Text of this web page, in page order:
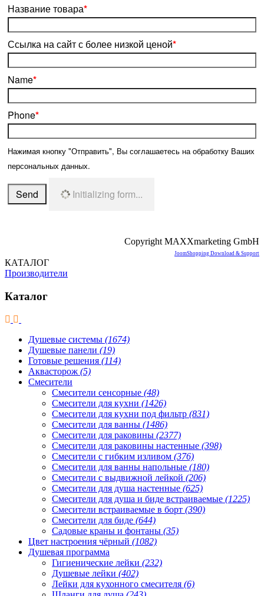
Название товара*
Ссылка на сайт с более низкой ценой*
Name*
Phone*
Нажимая кнопку "Отправить", Вы соглашаетесь на обработку Ваших
персональных данных.
Send Initializing form...
Copyright MAXXmarketing GmbH
JoomShopping Download & Support
КАТАЛОГ
Производители
Каталог
Душевые системы (1674)
Душевые панели (19)
Готовые решения (114)
Аквасторож (5)
Смесители
Смесители сенсорные (48)
Смесители для кухни (1426)
Смесители для кухни под фильтр (831)
Смесители для ванны (1486)
Смесители для раковины (2377)
Смесители для раковины настенные (398)
Смесители с гибким изливом (376)
Смесители для ванны напольные (180)
Смесители с выдвижной лейкой (206)
Смесители для душа настенные (625)
Смесители для душа и биде встраиваемые (1225)
Смесители встраиваемые в борт (390)
Смесители для биде (644)
Садовые краны и фонтаны (35)
Цвет настроения чёрный (1082)
Душевая программа
Гигиенические лейки (232)
Душевые лейки (402)
Лейки для кухонного смесителя (6)